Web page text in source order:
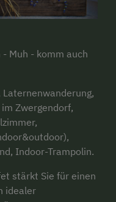
Muh - komm auch
Zwergendorf,
Indoor-Trampolin.
stärkt Sie für einen
idealer